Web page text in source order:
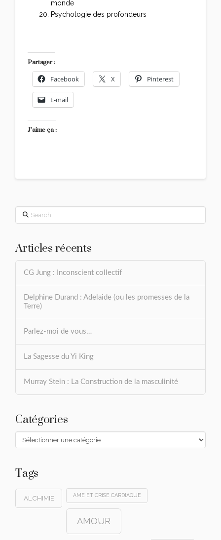
monde
Psychologie des profondeurs
Partager :
Facebook X Pinterest
E-mail
J’aime ça :
Search
Articles récents
CG Jung : Inconscient collectif
Delphine Durand : Adelaide (ou les promesses de la
Terre)
Parlez-moi de vous…
La Sagesse du Yi King
Murray Stein : La Construction de la masculinité
Catégories
Catégories
Tags
ALCHIMIE AME ET CRISE CARDIAQUE
AMOUR